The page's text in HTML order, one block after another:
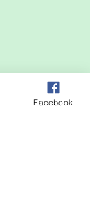
Facebook